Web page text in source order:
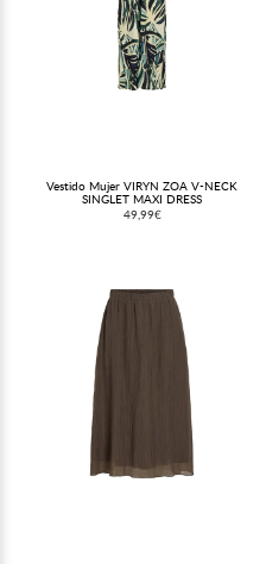
Vestido Mujer VIRYN ZOA V-NECK
SINGLET MAXI DRESS
49,99€